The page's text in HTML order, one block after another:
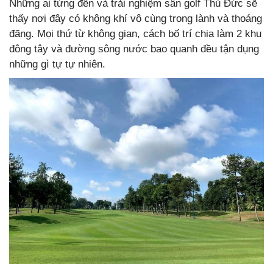
Những ai từng đến và trải nghiệm sân golf Thủ Đức sẽ
thấy nơi đây có không khí vô cùng trong lành và thoáng
đãng. Mọi thứ từ không gian, cách bố trí chia làm 2 khu
đông tây và đường sông nước bao quanh đều tận dụng
những gì tự tự nhiên.